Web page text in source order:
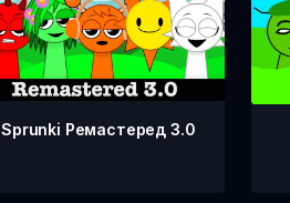
Sprunki Ремастеред 3.0